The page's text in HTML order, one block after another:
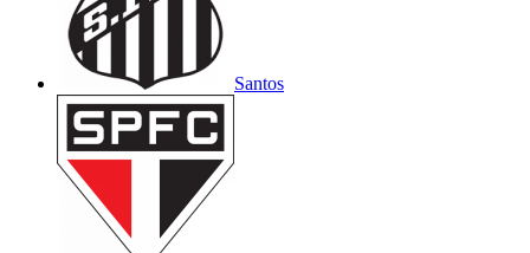
Santos